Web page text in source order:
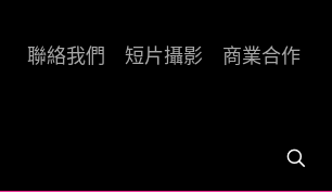
聯絡我們 短片攝影 商業合作